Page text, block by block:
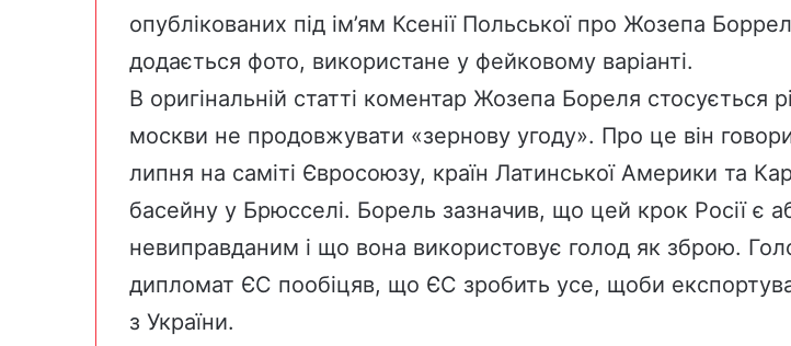
опублікованих під ім’ям Ксенії Польської про Жозепа
додається фото, використане у фейковому варіанті.
В оригінальній статті коментар Жозепа Бореля стосується
москви не продовжувати «зернову угоду». Про це він
липня на саміті Євросоюзу, країн Латинської Америки та
басейну у Брюсселі. Борель зазначив, що цей крок Росії є
невиправданим і що вона використовує голод як зброю.
дипломат ЄС пообіцяв, що ЄС зробить усе, щоби
з України.